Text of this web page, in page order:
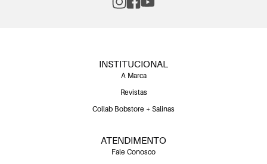
INSTITUCIONAL
A Marca
Revistas
Collab Bobstore + Salinas
ATENDIMENTO
Fale Conosco